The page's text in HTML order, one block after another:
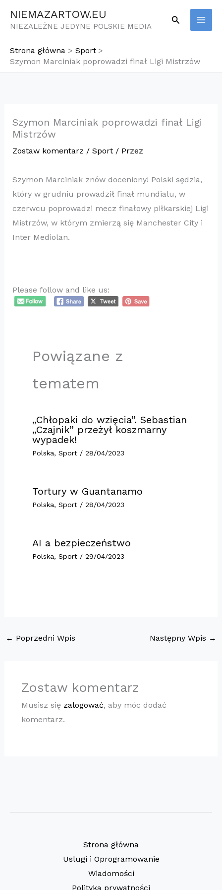
NIEMAZARTOW.EU
NIEZALEŻNE JEDYNE POLSKIE MEDIA
Szukaj
Strona główna
Sport
Szymon Marciniak poprowadzi finał Ligi Mistrzów
Szymon Marciniak poprowadzi finał Ligi
Mistrzów
Zostaw komentarz / Sport/ Przez
Szymon Marciniak znów doceniony! Polski sędzia,
który w grudniu prowadził finał mundialu, w
czerwcu poprowadzi mecz finałowy piłkarskiej Ligi
Mistrzów, w którym zmierzą się Manchester City i
Inter Mediolan.
Please follow and like us:
Powiązane z
tematem
„Chłopaki do wzięcia”. Sebastian
„Czajnik” przeżył koszmarny
wypadek!
Polska, Sport/ 28/04/2023
Tortury w Guantanamo
Polska, Sport/ 28/04/2023
AI a bezpieczeństwo
Polska, Sport/ 29/04/2023
← Poprzedni Wpis Następny Wpis →
Zostaw komentarz
Musisz się zalogować, aby móc dodać
komentarz.
Strona główna
Uslugi i Oprogramowanie
Wiadomości
Polityka prywatności